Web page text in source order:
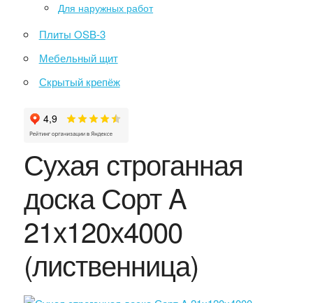
Для наружных работ
Плиты OSB-3
Мебельный щит
Скрытый крепёж
Сухая строганная
доска Сорт A
21х120х4000
(лиственница)